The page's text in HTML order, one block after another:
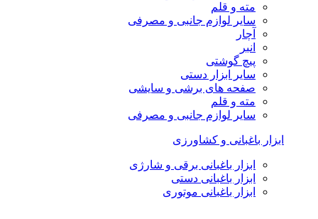
مته و قلم
سایر لوازم جانبی و مصرفی
آچار
انبر
پیچ گوشتی
سایر ابزار دستی
صفحه های برشی و سایشی
مته و قلم
سایر لوازم جانبی و مصرفی
ابزار باغبانی و کشاورزی
ابزار باغبانی برقی و شارژی
ابزار باغبانی دستی
ابزار باغبانی موتوری